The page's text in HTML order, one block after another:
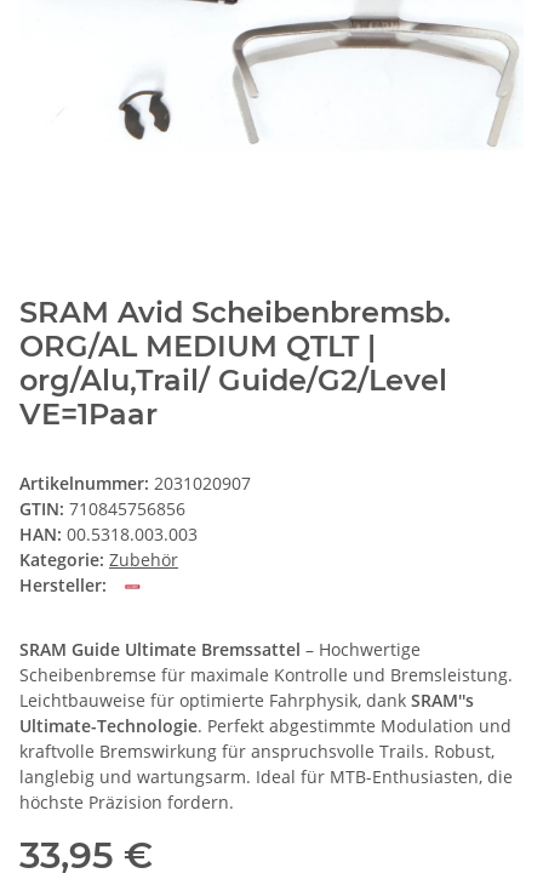
SRAM Avid Scheibenbremsb.
ORG/AL MEDIUM QTLT |
org/Alu,Trail/ Guide/G2/Level
VE=1Paar
Artikelnummer: 2031020907
GTIN: 710845756856
HAN: 00.5318.003.003
Kategorie: Zubehör
Hersteller:
SRAM Guide Ultimate Bremssattel – Hochwertige
Scheibenbremse für maximale Kontrolle und Bremsleistung.
Leichtbauweise für optimierte Fahrphysik, dank SRAM''s
Ultimate-Technologie. Perfekt abgestimmte Modulation und
kraftvolle Bremswirkung für anspruchsvolle Trails. Robust,
langlebig und wartungsarm. Ideal für MTB-Enthusiasten, die
höchste Präzision fordern.
33,95 €